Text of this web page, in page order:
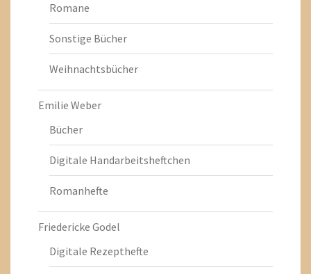
Romane
Sonstige Bücher
Weihnachtsbücher
Emilie Weber
Bücher
Digitale Handarbeitsheftchen
Romanhefte
Friedericke Godel
Digitale Rezepthefte